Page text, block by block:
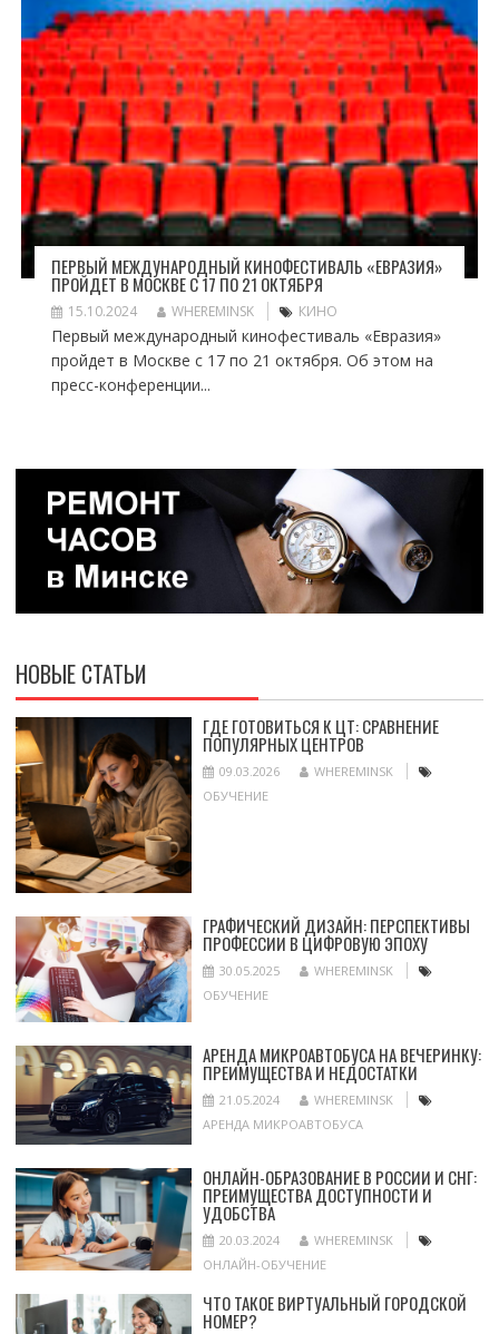
ПЕРВЫЙ МЕЖДУНАРОДНЫЙ КИНОФЕСТИВАЛЬ «ЕВРАЗИЯ»
ПРОЙДЕТ В МОСКВЕ С 17 ПО 21 ОКТЯБРЯ
15.10.2024 WHEREMINSK КИНО
Первый международный кинофестиваль «Евразия»
пройдет в Москве с 17 по 21 октября. Об этом на
пресс-конференции...
НОВЫЕ СТАТЬИ
ГДЕ ГОТОВИТЬСЯ К ЦТ: СРАВНЕНИЕ
ПОПУЛЯРНЫХ ЦЕНТРОВ
09.03.2026
WHEREMINSK
ОБУЧЕНИЕ
ГРАФИЧЕСКИЙ ДИЗАЙН: ПЕРСПЕКТИВЫ
ПРОФЕССИИ В ЦИФРОВУЮ ЭПОХУ
30.05.2025
WHEREMINSK
ОБУЧЕНИЕ
АРЕНДА МИКРОАВТОБУСА НА ВЕЧЕРИНКУ:
ПРЕИМУЩЕСТВА И НЕДОСТАТКИ
21.05.2024
WHEREMINSK
АРЕНДА МИКРОАВТОБУСА
ОНЛАЙН-ОБРАЗОВАНИЕ В РОССИИ И СНГ:
ПРЕИМУЩЕСТВА ДОСТУПНОСТИ И
УДОБСТВА
20.03.2024
WHEREMINSK
ОНЛАЙН-ОБУЧЕНИЕ
ЧТО ТАКОЕ ВИРТУАЛЬНЫЙ ГОРОДСКОЙ
НОМЕР?